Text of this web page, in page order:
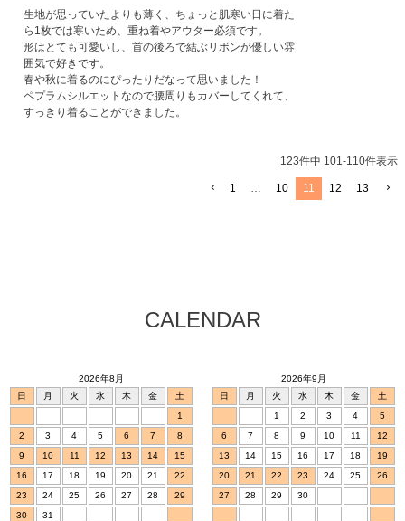
生地が思っていたよりも薄く、ちょっと肌寒い日に着た
ら1枚では寒いため、重ね着やアウター必須です。
形はとても可愛いし、首の後ろで結ぶリボンが優しい雰
囲気で好きです。
春や秋に着るのにぴったりだなって思いました！
ペプラムシルエットなので腰周りもカバーしてくれて、
すっきり着ることができました。
123件中 101-110件表示
1 … 10 11 12 13
CALENDAR
2026年8月
日
月 火 水 木 金
土
1
2
3 4 5 6 7
8
9
10 11 12 13 14
15
16
17 18 19 20 21
22
23
24 25 26 27 28
29
30
31
2026年9月
日
月 火 水 木 金
土
1
2 3 4
5
6
7 8 9 10 11
12
13
14 15 16 17 18
19
20
21 22 23 24 25
26
27
28 29 30